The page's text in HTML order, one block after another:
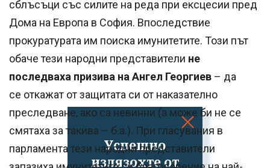
Успешно
излязохте от
сблъсъци със силите на реда при ексцесии пред
Дома на Европа в София. Впоследствие
прокуратурата им поиска имунитетите. Този път
обаче тези народни представители не
последваха призива на Ангел Георгиев – да
се откажат от защитата си от наказателно
преследване, ако са невинни (а може би не се
смятаха за такива – б.а.). При гласувания в
парламента тези народни представители